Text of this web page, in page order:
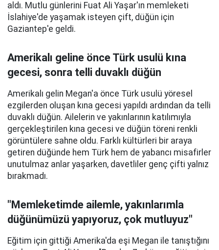
aldı. Mutlu günlerini Fuat Ali Yaşar'ın memleketi
İslahiye'de yaşamak isteyen çift, düğün için
Gaziantep'e geldi.
Amerikalı geline önce Türk usulü kına
gecesi, sonra telli duvaklı düğün
Amerikalı gelin Megan'a önce Türk usulü yöresel
ezgilerden oluşan kına gecesi yapıldı ardından da telli
duvaklı düğün. Ailelerin ve yakınlarının katılımıyla
gerçekleştirilen kına gecesi ve düğün töreni renkli
görüntülere sahne oldu. Farklı kültürleri bir araya
getiren düğünde hem Türk hem de yabancı misafirler
unutulmaz anlar yaşarken, davetliler genç çifti yalnız
bırakmadı.
"Memleketimde ailemle, yakınlarımla
düğünümüzü yapıyoruz, çok mutluyuz"
Eğitim için gittiği Amerika'da eşi Megan ile tanıştığını